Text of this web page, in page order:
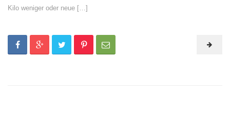
Kilo weniger oder neue […]